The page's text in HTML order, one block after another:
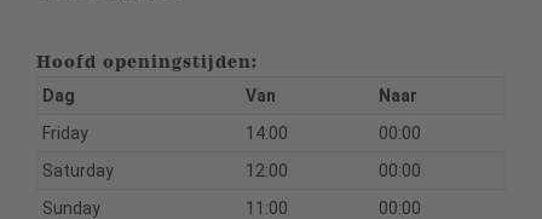
Hoofd openingstijden:
Dag Van
Naar
Friday
14:00
00:00
Saturday
12:00
00:00
Sunday
11:00 00:00